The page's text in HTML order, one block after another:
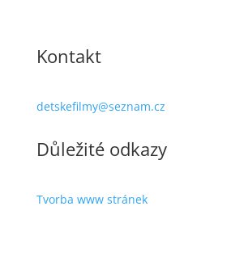
Kontakt
detskefilmy@seznam.cz
Důležité odkazy
Tvorba www stránek